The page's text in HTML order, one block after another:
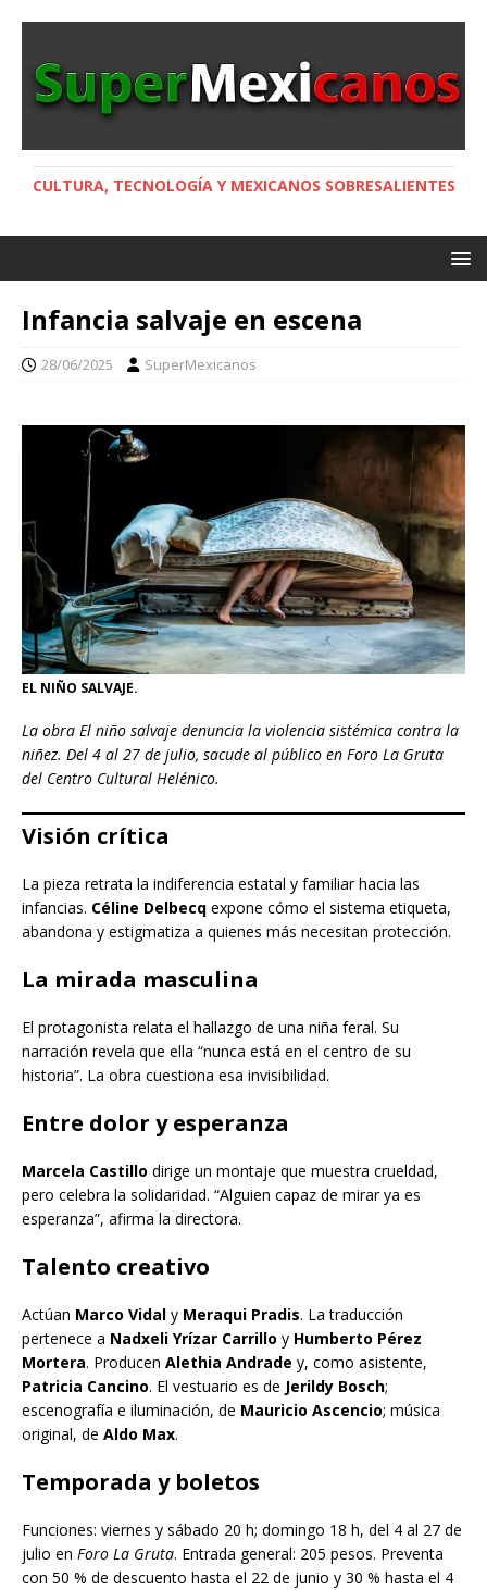
CULTURA, TECNOLOGÍA Y MEXICANOS SOBRESALIENTES
Infancia salvaje en escena
28/06/2025 SuperMexicanos
EL NIÑO SALVAJE.
La obra El niño salvaje denuncia la violencia sistémica contra la
niñez. Del 4 al 27 de julio, sacude al público en Foro La Gruta
del Centro Cultural Helénico.
Visión crítica
La pieza retrata la indiferencia estatal y familiar hacia las
infancias. Céline Delbecq expone cómo el sistema etiqueta,
abandona y estigmatiza a quienes más necesitan protección.
La mirada masculina
El protagonista relata el hallazgo de una niña feral. Su
narración revela que ella “nunca está en el centro de su
historia”. La obra cuestiona esa invisibilidad.
Entre dolor y esperanza
Marcela Castillo dirige un montaje que muestra crueldad,
pero celebra la solidaridad. “Alguien capaz de mirar ya es
esperanza”, afirma la directora.
Talento creativo
Actúan Marco Vidal y Meraqui Pradis. La traducción
pertenece a Nadxeli Yrízar Carrillo y Humberto Pérez
Mortera. Producen Alethia Andrade y, como asistente,
Patricia Cancino. El vestuario es de Jerildy Bosch;
escenografía e iluminación, de Mauricio Ascencio; música
original, de Aldo Max.
Temporada y boletos
Funciones: viernes y sábado 20 h; domingo 18 h, del 4 al 27 de
julio en Foro La Gruta. Entrada general: 205 pesos. Preventa
con 50 % de descuento hasta el 22 de junio y 30 % hasta el 4